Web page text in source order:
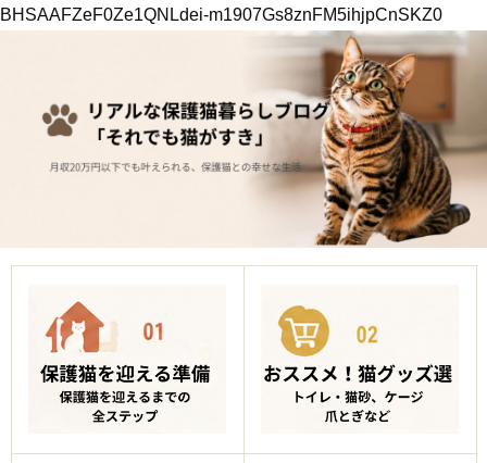
BHSAAFZeF0Ze1QNLdei-m1907Gs8znFM5ihjpCnSKZ0